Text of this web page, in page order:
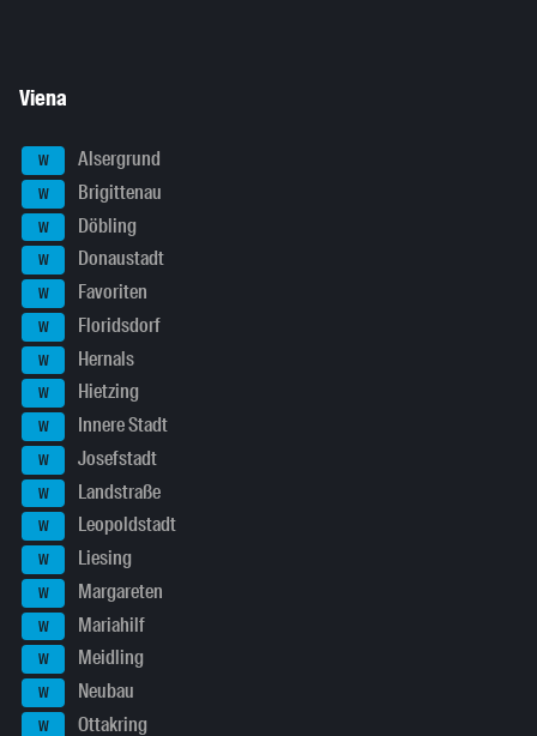
Viena
W Alsergrund
W Brigittenau
W Döbling
W Donaustadt
W Favoriten
W Floridsdorf
W Hernals
W Hietzing
W Innere Stadt
W Josefstadt
W Landstraße
W Leopoldstadt
W Liesing
W Margareten
W Mariahilf
W Meidling
W Neubau
W Ottakring